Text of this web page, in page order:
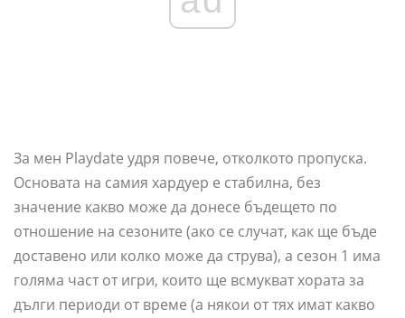
За мен Playdate удря повече, отколкото пропуска.
Основата на самия хардуер е стабилна, без
значение какво може да донесе бъдещето по
отношение на сезоните (ако се случат, как ще бъде
доставено или колко може да струва), а сезон 1 има
голяма част от игри, които ще всмукват хората за
дълги периоди от време (а някои от тях имат какво